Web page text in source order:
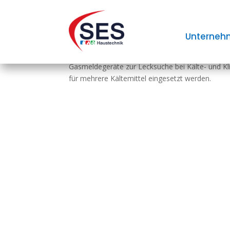
Neues Testgas für
Gasmeldegeräte zur Lecksuche bei Kälte- und
für mehrere Kältemittel eingesetzt werden.